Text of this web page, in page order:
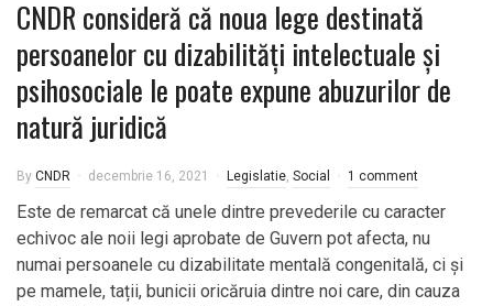
CNDR consideră că noua lege destinată
persoanelor cu dizabilități intelectuale și
psihosociale le poate expune abuzurilor de
natură juridică
By CNDR decembrie 16, 2021 Legislatie, Social 1 comment
Este de remarcat că unele dintre prevederile cu caracter
echivoc ale noii legi aprobate de Guvern pot afecta, nu
numai persoanele cu dizabilitate mentală congenitală, ci și
pe mamele, tații, bunicii oricăruia dintre noi care, din cauza